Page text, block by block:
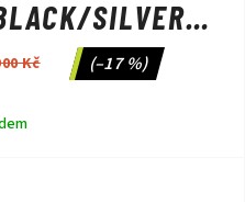
SILVER
Kč (–17 %)